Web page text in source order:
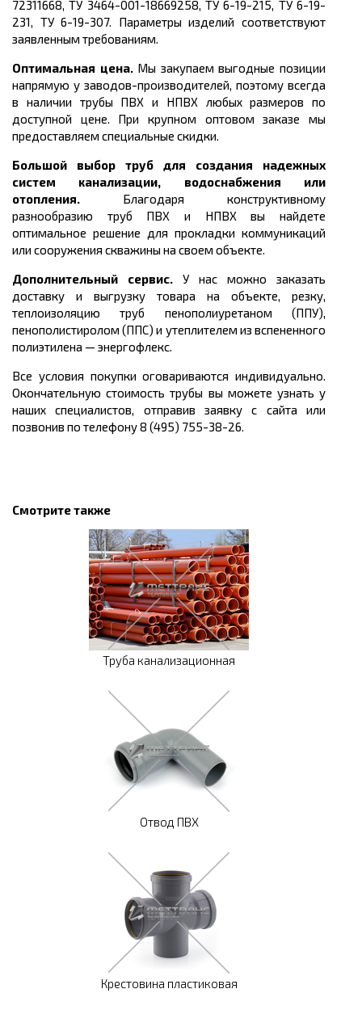
72311668, ТУ 3464-001-18669258, ТУ 6-19-215, ТУ 6-19-
231, ТУ 6-19-307. Параметры изделий соответствуют
заявленным требованиям.
Оптимальная цена.Мы закупаем выгодные позиции
напрямую у заводов-производителей, поэтому всегда
в наличии трубы ПВХ и НПВХ любых размеров по
доступной цене. При крупном оптовом заказе мы
предоставляем специальные скидки.
Большой выбор труб для создания надежных
систем канализации, водоснабжения или
отопления. Благодаря конструктивному
разнообразию труб ПВХ и НПВХ вы найдете
оптимальное решение для прокладки коммуникаций
или сооружения скважины на своем объекте.
Дополнительный сервис. У нас можно заказать
доставку и выгрузку товара на объекте, резку,
теплоизоляцию труб пенополиуретаном (ППУ),
пенополистиролом (ППС) и утеплителем из вспененного
полиэтилена — энергофлекс.
Все условия покупки оговариваются индивидуально.
Окончательную стоимость трубы вы можете узнать у
наших специалистов, отправив заявку с сайта или
позвонив по телефону 8 (495) 755-38-26.
Смотрите также
Труба канализационная
Отвод ПВХ
Крестовина пластиковая